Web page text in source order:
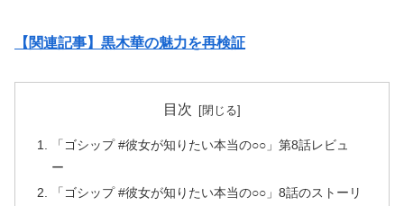
【関連記事】黒木華の魅力を再検証
目次
「ゴシップ #彼女が知りたい本当の○○」第8話レビュ
ー
「ゴシップ #彼女が知りたい本当の○○」8話のストーリ